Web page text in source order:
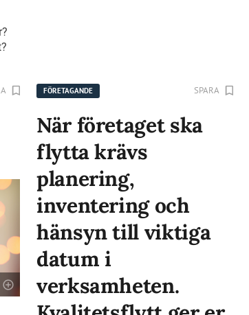
FÖRETAGANDE SPARA
När företaget ska
flytta krävs
planering,
inventering och
hänsyn till viktiga
datum i
verksamheten.